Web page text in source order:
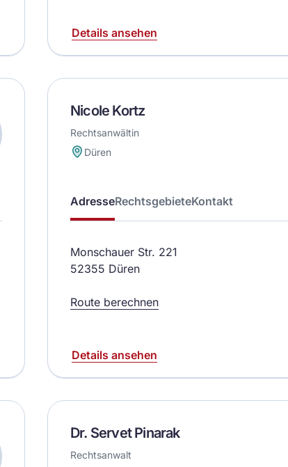
Details ansehen
Nicole Kortz
Rechtsanwältin
Düren
AdresseRechtsgebieteKontakt
Monschauer Str. 221
52355 Düren
Route berechnen
Details ansehen
Dr. Servet Pinarak
Rechtsanwalt